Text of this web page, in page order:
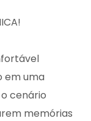
em uma
cenário
memórias